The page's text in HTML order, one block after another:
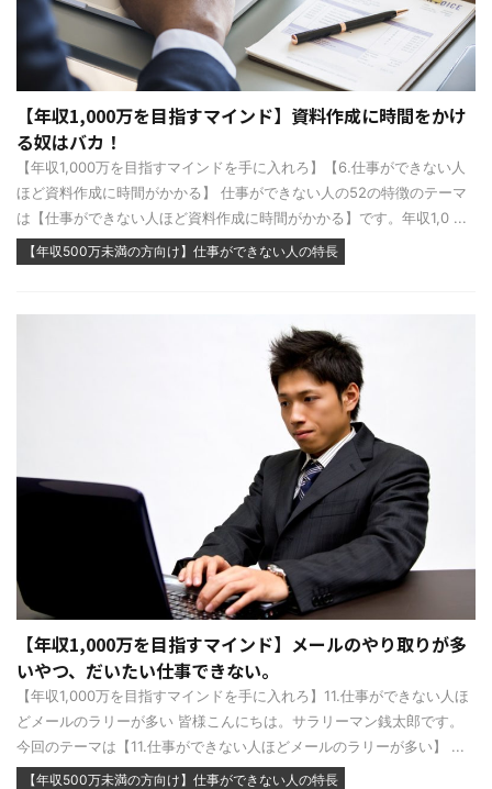
【年収1,000万を目指すマインド】資料作成に時間をかけ
る奴はバカ！
【年収1,000万を目指すマインドを手に入れろ】【6.仕事ができない人
ほど資料作成に時間がかかる】 仕事ができない人の52の特徴のテーマ
は【仕事ができない人ほど資料作成に時間がかかる】です。年収1,0 ...
【年収500万未満の方向け】仕事ができない人の特長
【年収1,000万を目指すマインド】メールのやり取りが多
いやつ、だいたい仕事できない。
【年収1,000万を目指すマインドを手に入れろ】11.仕事ができない人ほ
どメールのラリーが多い 皆様こんにちは。サラリーマン銭太郎です。
今回のテーマは【11.仕事ができない人ほどメールのラリーが多い】 ...
【年収500万未満の方向け】仕事ができない人の特長